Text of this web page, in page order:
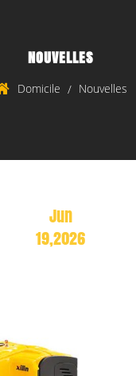
NOUVELLES
Domicile / Nouvelles
Jun
19,2026